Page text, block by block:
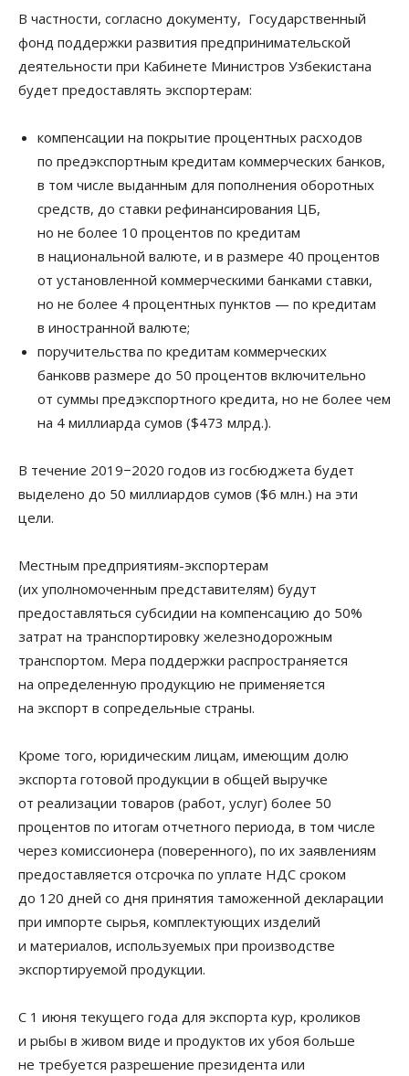
В частности, согласно документу, Государственный
фонд поддержки развития предпринимательской
деятельности при Кабинете Министров Узбекистана
будет предоставлять экспортерам:
компенсации на покрытие процентных расходов
по предэкспортным кредитам коммерческих банков,
в том числе выданным для пополнения оборотных
средств, до ставки рефинансирования ЦБ,
но не более 10 процентов по кредитам
в национальной валюте, и в размере 40 процентов
от установленной коммерческими банками ставки,
но не более 4 процентных пунктов — по кредитам
в иностранной валюте;
поручительства по кредитам коммерческих
банковв размере до 50 процентов включительно
от суммы предэкспортного кредита, но не более чем
на 4 миллиарда сумов ($473 млрд.).
В течение 2019−2020 годов из госбюджета будет
выделено до 50 миллиардов сумов ($6 млн.) на эти
цели.
Местным предприятиям-экспортерам
(их уполномоченным представителям) будут
предоставляться субсидии на компенсацию до 50%
затрат на транспортировку железнодорожным
транспортом. Мера поддержки распространяется
на определенную продукцию не применяется
на экспорт в сопредельные страны.
Кроме того, юридическим лицам, имеющим долю
экспорта готовой продукции в общей выручке
от реализации товаров (работ, услуг) более 50
процентов по итогам отчетного периода, в том числе
через комиссионера (поверенного), по их заявлениям
предоставляется отсрочка по уплате НДС сроком
до 120 дней со дня принятия таможенной декларации
при импорте сырья, комплектующих изделий
и материалов, используемых при производстве
экспортируемой продукции.
C 1 июня текущего года для экспорта кур, кроликов
и рыбы в живом виде и продуктов их убоя больше
не требуется разрешение президента или